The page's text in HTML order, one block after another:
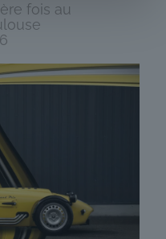
fois au